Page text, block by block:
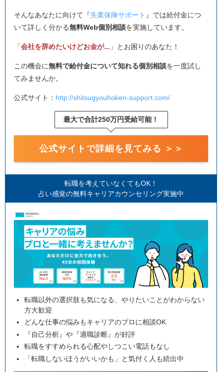
そんなあなたに向けて『失業保険サポート 』では給付金につ
いて詳しく分かる無料Web個別相談を実施しています。
「会社を辞めたいけどお金が... 」とお困りのあなた！
この機会に無料で給付金について知れる個別相談を一度試し
てみませんか。
公式サイト： http://shitsugyouhoken-support.com/
最大で合計250万円受給可能！
公式サイトで詳細を見てみる ＞＞
転職を考えていなくてもOK！
占い感覚の無料キャリアカウンセリング実施中
転職以外の選択肢も気になる、やりたいことがわからない
方大歓迎
どんな仕事の悩みもキャリアのプロに相談OK
『自己分析』や『適職診断』が好評
転職をすすめられる心配やしつこい電話もなし
「転職しないほうがいいかも」と気付く人も続出中